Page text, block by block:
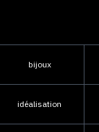
bijoux
idéalisation